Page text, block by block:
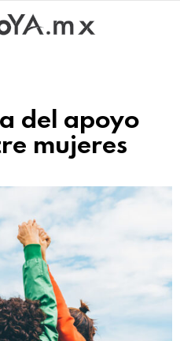
del apoyo
mujeres